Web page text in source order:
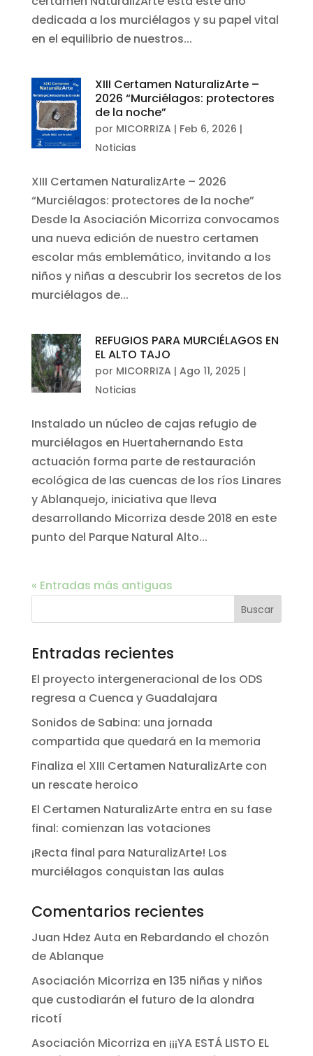
dedicada a los murciélagos y su papel vital
en el equilibrio de nuestros...
XIII Certamen NaturalizArte –
2026 “Murciélagos: protectores
de la noche”
por MICORRIZA | Feb 6, 2026 |
Noticias
XIII Certamen NaturalizArte – 2026
“Murciélagos: protectores de la noche”
Desde la Asociación Micorriza convocamos
una nueva edición de nuestro certamen
escolar más emblemático, invitando a los
niños y niñas a descubrir los secretos de los
murciélagos de...
REFUGIOS PARA MURCIÉLAGOS EN
EL ALTO TAJO
por MICORRIZA |Ago 11, 2025 |
Noticias
Instalado un núcleo de cajas refugio de
murciélagos en Huertahernando Esta
actuación forma parte de restauración
ecológica de las cuencas de los ríos Linares
y Ablanquejo, iniciativa que lleva
desarrollando Micorriza desde 2018 en este
punto del Parque Natural Alto...
« Entradas más antiguas
Entradas recientes
El proyecto intergeneracional de los ODS
regresa a Cuenca y Guadalajara
Sonidos de Sabina: una jornada
compartida que quedará en la memoria
Finaliza el XIII Certamen NaturalizArte con
un rescate heroico
El Certamen NaturalizArte entra en su fase
final: comienzan las votaciones
¡Recta final para NaturalizArte! Los
murciélagos conquistan las aulas
Comentarios recientes
Juan Hdez Auta en Rebardando el chozón
de Ablanque
Asociación Micorriza en 135 niñas y niños
que custodiarán el futuro de la alondra
ricotí
Asociación Micorriza en ¡¡¡YA ESTÁ LISTO EL